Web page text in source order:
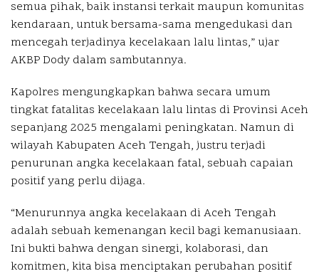
semua pihak, baik instansi terkait maupun komunitas
kendaraan, untuk bersama-sama mengedukasi dan
mencegah terjadinya kecelakaan lalu lintas,” ujar
AKBP Dody dalam sambutannya.
Kapolres mengungkapkan bahwa secara umum
tingkat fatalitas kecelakaan lalu lintas di Provinsi Aceh
sepanjang 2025 mengalami peningkatan. Namun di
wilayah Kabupaten Aceh Tengah, justru terjadi
penurunan angka kecelakaan fatal, sebuah capaian
positif yang perlu dijaga.
“Menurunnya angka kecelakaan di Aceh Tengah
adalah sebuah kemenangan kecil bagi kemanusiaan.
Ini bukti bahwa dengan sinergi, kolaborasi, dan
komitmen, kita bisa menciptakan perubahan positif